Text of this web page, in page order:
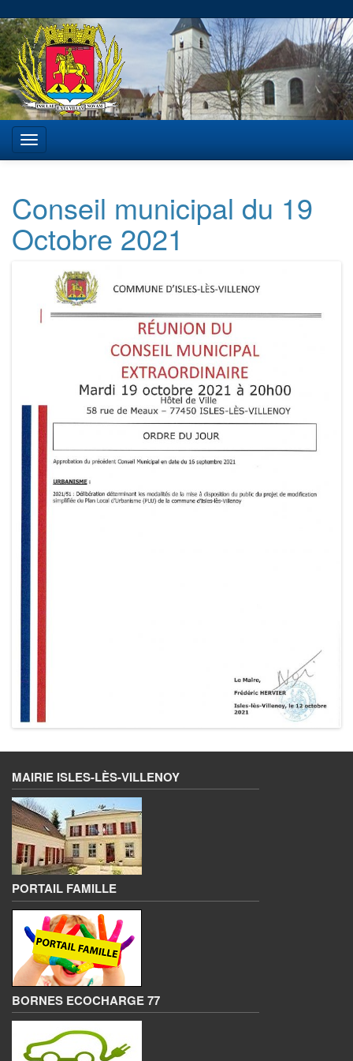
Conseil municipal du 19
Octobre 2021
MAIRIE ISLES-LÈS-VILLENOY
PORTAIL FAMILLE
BORNES ECOCHARGE 77